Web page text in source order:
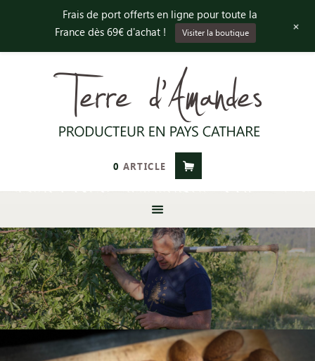
0 ARTICLE
Frais de port offerts en ligne pour toute la
France dès 69€ d'achat !
Visiter la boutique +